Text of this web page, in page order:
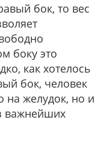
бок, то вес
боку это
как хотелось
бок, человек
на желудок, но и
важнейших